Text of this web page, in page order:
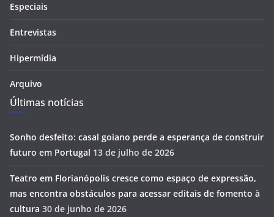
Especiais
Entrevistas
Hipermídia
Arquivo
Últimas notícias
Sonho desfeito: casal goiano perde a esperança de construir
futuro em Portugal 13 de julho de 2026
Teatro em Florianópolis cresce como espaço de expressão,
mas encontra obstáculos para acessar editais de fomento à
cultura 30 de junho de 2026